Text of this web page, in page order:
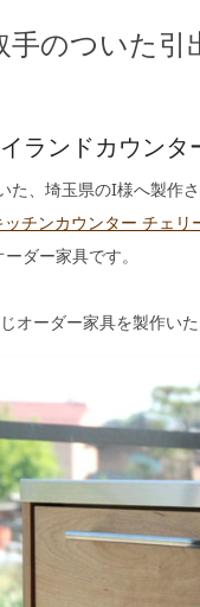
ブル
デスクワゴン
手のついた
ランドカウン
た、埼玉県のI様へ製作
チンカウンター チェリ
ダー家具です。
オーダー家具を製作いた